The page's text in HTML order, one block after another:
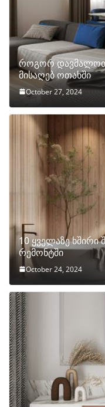
როგორ დავმალოთ
მისაღებ ოთახში
October 27, 2024
10 ყველაზე
რემონტში
October 24, 2024